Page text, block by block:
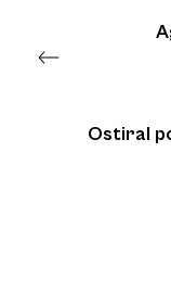
Ostiral